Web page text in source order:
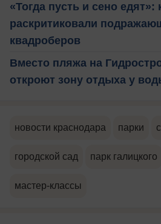
«Тогда пусть и сено
раскритиковали
квадроберов
Вместо пляжа на
откроют зону отдыха у
новости краснодара парки
городской сад парк галицкого
мастер-классы